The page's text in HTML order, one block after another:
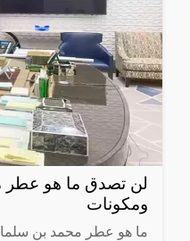
لن تصدق ما هو عطر
ومكونات
ما هو عطر محمد بن